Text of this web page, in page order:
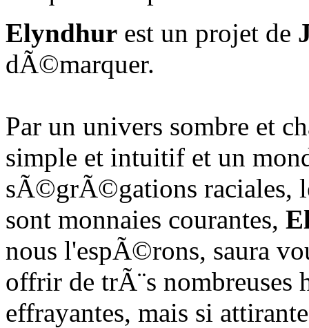
Elyndhur est un projet de
dÃ©marquer.
Par un univers sombre et
simple et intuitif et un
sÃ©grÃ©gations raciales,
sont monnaies courantes,
nous l'espÃ©rons, saura
offrir de trÃ¨s nombreuses
effrayantes, mais si